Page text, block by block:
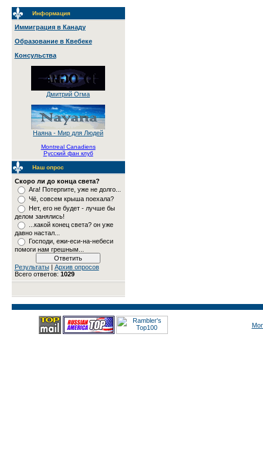
Информация
Иммиграция в Канаду
Образование в Квебеке
Консульства
Дмитрий Огма
Наяна - Мир для Людей
Montreal Canadiens
Русский фан клуб
Наш опрос
Скоро ли до конца света?
Ага! Потерпите, уже не долго...
Чё, совсем крыша поехала?
Нет, его не будет - лучше бы
делом занялись!
...какой конец света? он уже
давно настал...
Господи, ежи-еси-на-небеси
помоги нам грешным...
Результаты| Архив опросов
Всего ответов: 1029